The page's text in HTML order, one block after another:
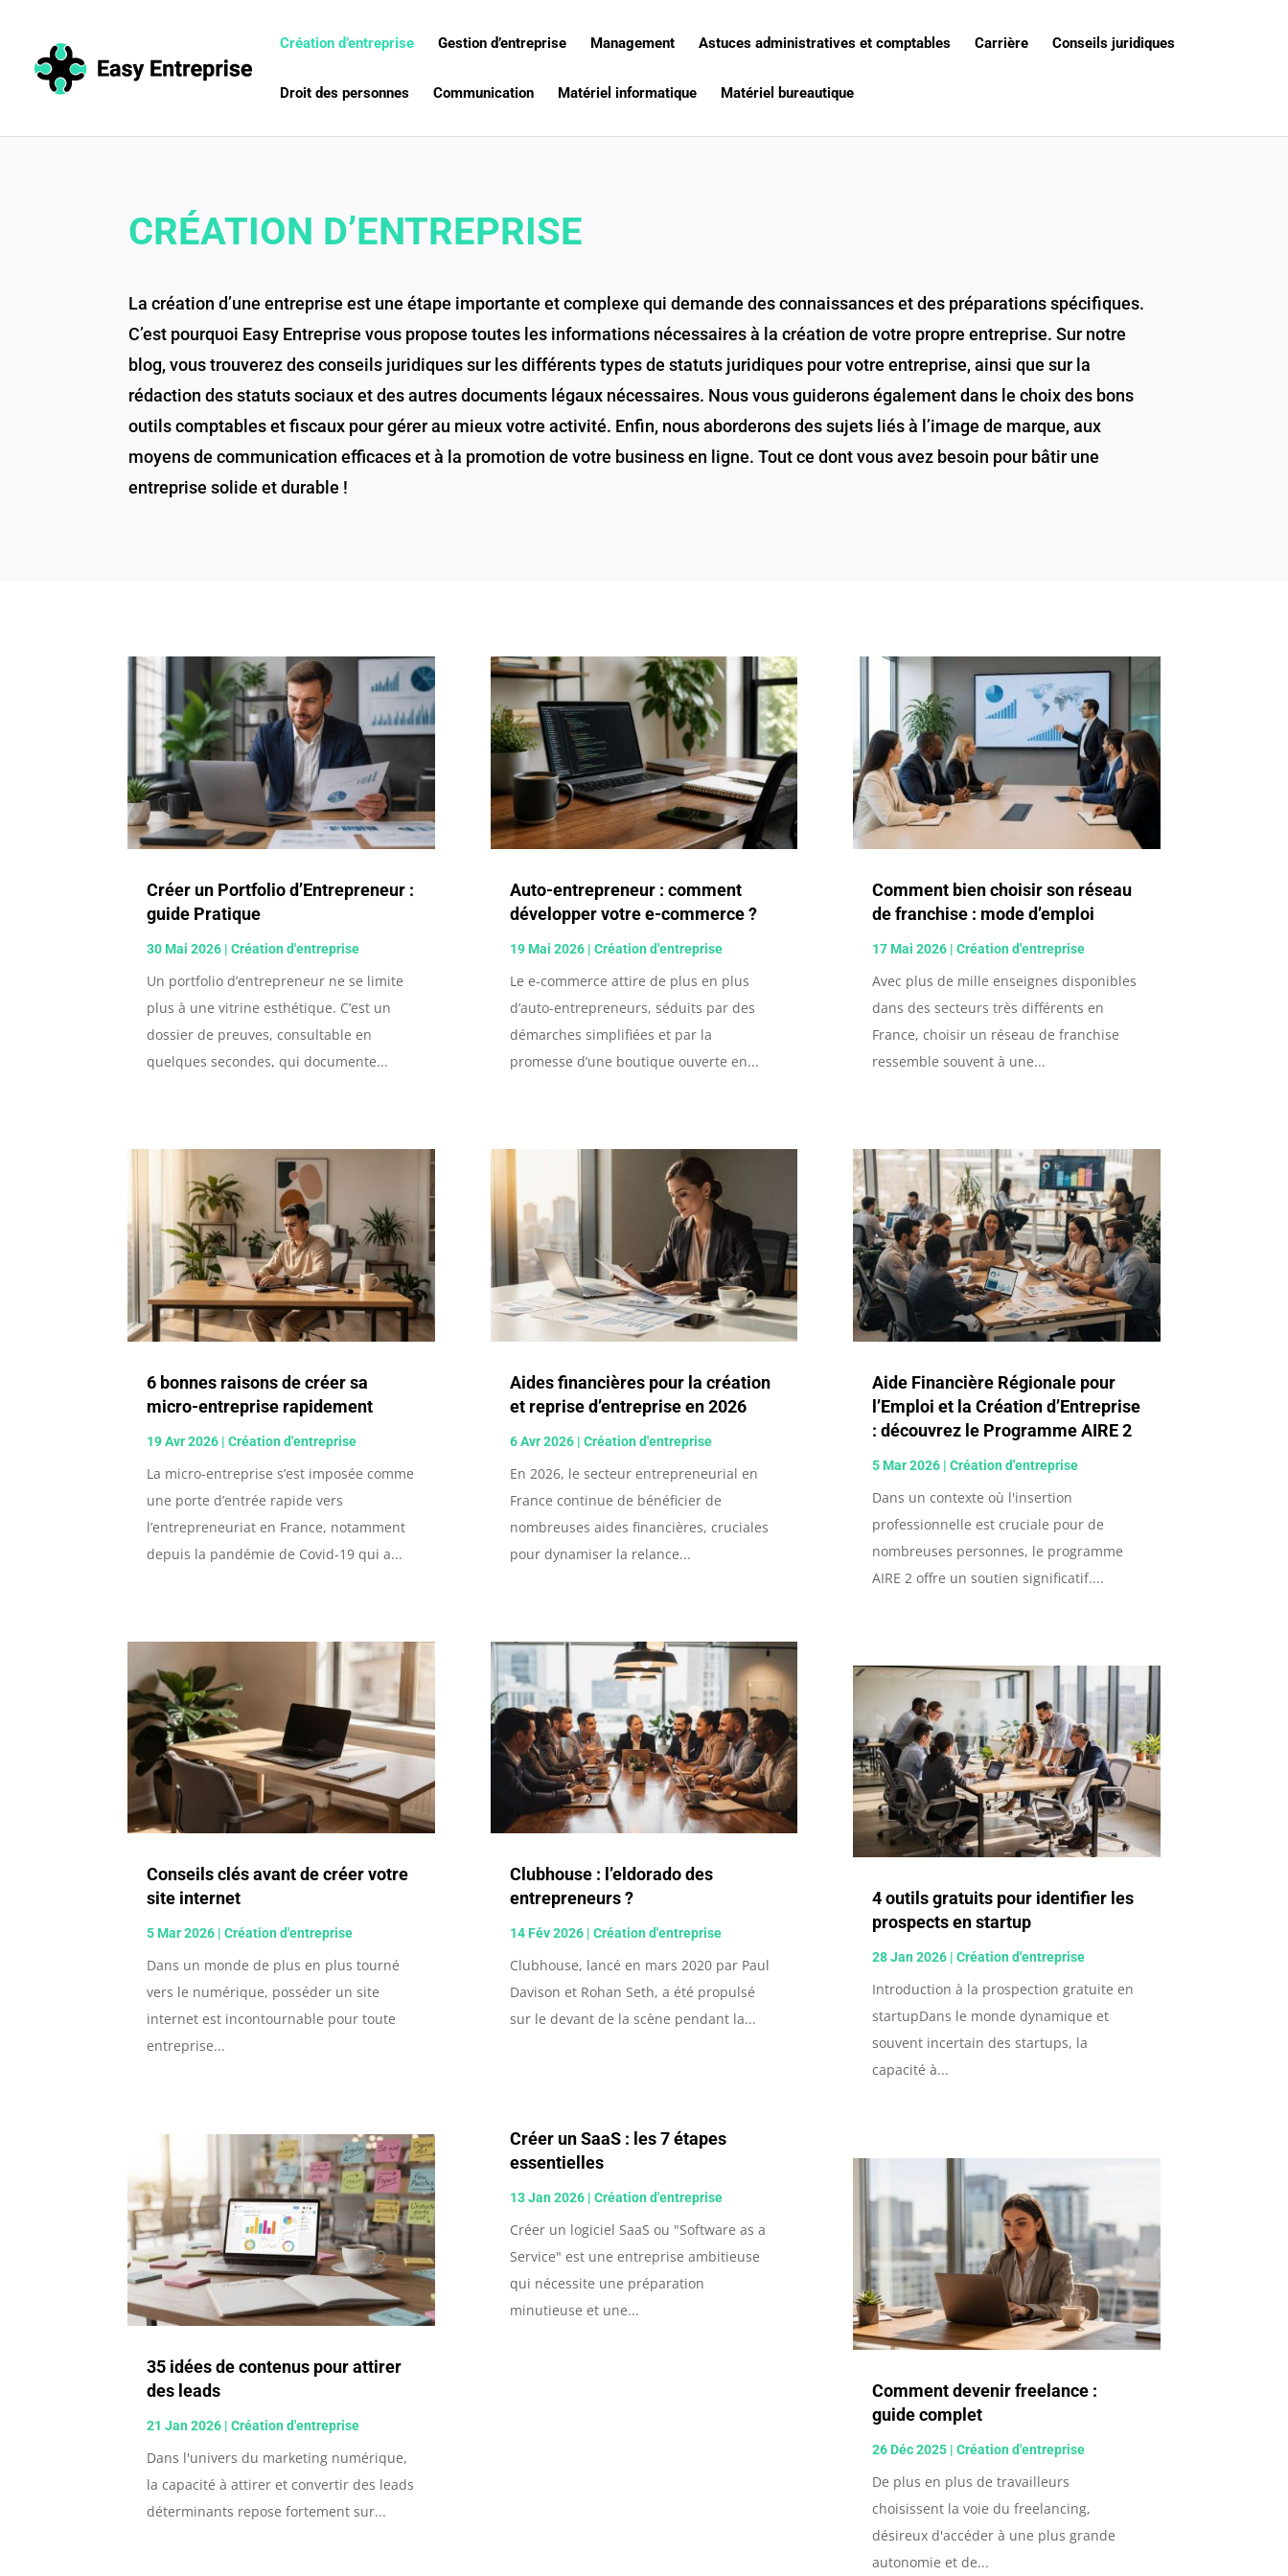
Création d’entreprise Gestion d’entreprise Management Astuces administratives et comptables Carrière Conseils juridiques
Droit des personnes Communication Matériel informatique Matériel bureautique
CRÉATION D’ENTREPRISE
La création d’une entreprise est une étape importante et complexe qui demande des connaissances et des préparations spécifiques.
C’est pourquoi Easy Entreprise vous propose toutes les informations nécessaires à la création de votre propre entreprise. Sur notre
blog, vous trouverez des conseils juridiques sur les différents types de statuts juridiques pour votre entreprise, ainsi que sur la
rédaction des statuts sociaux et des autres documents légaux nécessaires. Nous vous guiderons également dans le choix des bons
outils comptables et fiscaux pour gérer au mieux votre activité. Enfin, nous aborderons des sujets liés à l’image de marque, aux
moyens de communication efficaces et à la promotion de votre business en ligne. Tout ce dont vous avez besoin pour bâtir une
entreprise solide et durable !
Créer un Portfolio d’Entrepreneur :
guide Pratique
30 Mai 2026 |Création d'entreprise
Un portfolio d’entrepreneur ne se limite
plus à une vitrine esthétique. C’est un
dossier de preuves, consultable en
quelques secondes, qui documente...
6 bonnes raisons de créer sa
micro-entreprise rapidement
19 Avr 2026 |Création d'entreprise
La micro-entreprise s’est imposée comme
une porte d’entrée rapide vers
l’entrepreneuriat en France, notamment
depuis la pandémie de Covid-19 qui a...
Conseils clés avant de créer votre
site internet
5 Mar 2026 |Création d'entreprise
Dans un monde de plus en plus tourné
vers le numérique, posséder un site
internet est incontournable pour toute
entreprise...
35 idées de contenus pour attirer
des leads
21 Jan 2026 |Création d'entreprise
Dans l'univers du marketing numérique,
la capacité à attirer et convertir des leads
déterminants repose fortement sur...
Auto-entrepreneur : comment
développer votre e-commerce ?
19 Mai 2026| Création d'entreprise
Le e-commerce attire de plus en plus
d’auto-entrepreneurs, séduits par des
démarches simplifiées et par la
promesse d’une boutique ouverte en...
Aides financières pour la création
et reprise d’entreprise en 2026
6 Avr 2026| Création d'entreprise
En 2026, le secteur entrepreneurial en
France continue de bénéficier de
nombreuses aides financières, cruciales
pour dynamiser la relance...
Clubhouse : l’eldorado des
entrepreneurs ?
14 Fév 2026| Création d'entreprise
Clubhouse, lancé en mars 2020 par Paul
Davison et Rohan Seth, a été propulsé
sur le devant de la scène pendant la...
Créer un SaaS : les 7 étapes
essentielles
13 Jan 2026| Création d'entreprise
Créer un logiciel SaaS ou "Software as a
Service" est une entreprise ambitieuse
qui nécessite une préparation
minutieuse et une...
Comment bien choisir son réseau
de franchise : mode d’emploi
17 Mai 2026| Création d'entreprise
Avec plus de mille enseignes disponibles
dans des secteurs très différents en
France, choisir un réseau de franchise
ressemble souvent à une...
Aide Financière Régionale pour
l’Emploi et la Création d’Entreprise
: découvrez le Programme AIRE 2
5 Mar 2026| Création d'entreprise
Dans un contexte où l'insertion
professionnelle est cruciale pour de
nombreuses personnes, le programme
AIRE 2 offre un soutien significatif....
4 outils gratuits pour identifier les
prospects en startup
28 Jan 2026| Création d'entreprise
Introduction à la prospection gratuite en
startupDans le monde dynamique et
souvent incertain des startups, la
capacité à...
Comment devenir freelance :
guide complet
26 Déc 2025| Création d'entreprise
De plus en plus de travailleurs
choisissent la voie du freelancing,
désireux d'accéder à une plus grande
autonomie et de...